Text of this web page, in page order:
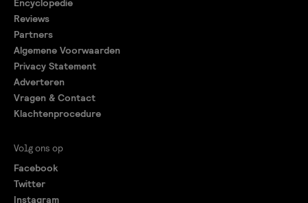
Encyclopedie
Reviews
Partners
Algemene Voorwaarden
Privacy Statement
Adverteren
Vragen & Contact
Klachtenprocedure
Volg ons op
Facebook
Twitter
Instagram